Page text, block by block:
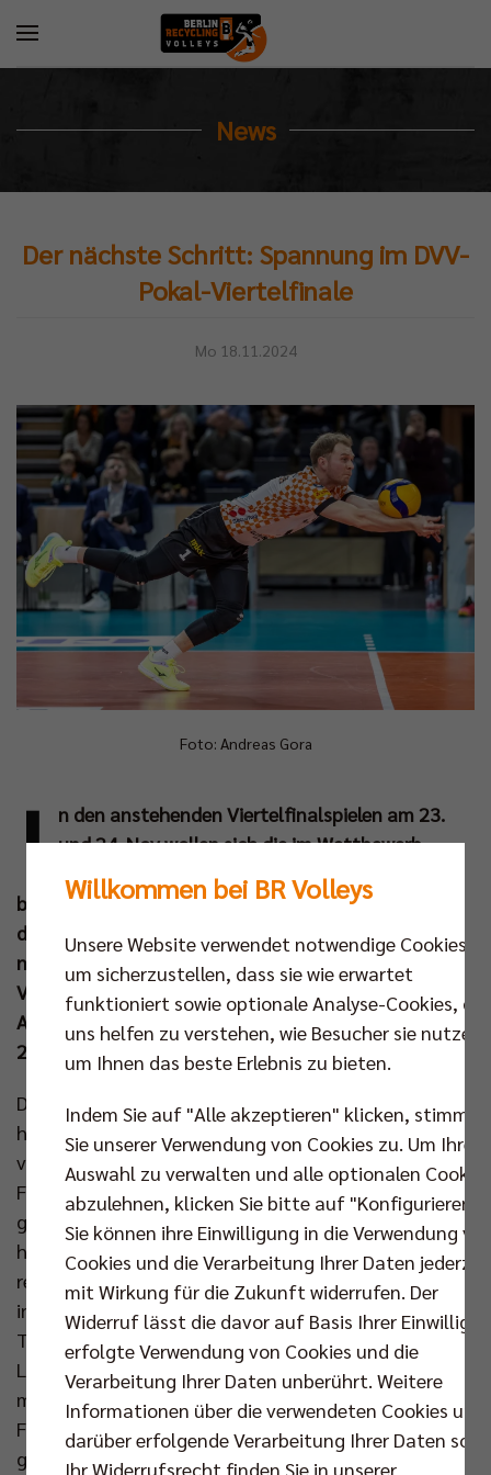
News
Der nächste Schritt: Spannung im DVV-
Pokal-Viertelfinale
Mo 18.11.2024
Foto: Andreas Gora
I n den anstehenden Viertelfinalspielen am 23.
und 24. Nov wollen sich die im Wettbewerb
verbliebenen Erstligisten einen Platz unter den
besten Vier sichern und ihrem Traum vom Finale in
der Mannheimer SAP Arena einen Schritt
näherkommen. Dyn zeigt alle
Viertelfinalbegegnungen und überträgt die
Auslosung der Halbfinals am Sonntag (24. Nov um
20.15 Uhr) live auf YouTube.
Die Auslosung hat spannende Paarungen
hervorgebracht: Die Helios Grizzlys Giesen, die sich
vor Kurzem dem Überraschungsteam der FT 1844
Freiburg in einem spektakulären Fünf-Satz-Spiel
geschlagen geben mussten, können sich nun in der
heimischen Volksbank-Arena Hildesheim
revanchieren. Ein weiteres Topspiel erwartet die Fans
in Berlin: Dort empfängt der bisher ungeschlagene
Tabellenführer Berlin Recycling Volleys die SVG
Lüneburg, die in der CEV Champions League Volley
mit dem Sieg im ersten Gruppenspiel gegen die
Franzosen aus Chaumont kräftig Selbstvertrauen
getankt hat. Hoch motiviert gehen auch die Baden
Willkommen bei BR Volleys
Unsere Website verwendet notwendige Cookies,
um sicherzustellen, dass sie wie erwartet
funktioniert sowie optionale Analyse-Cookies, die
uns helfen zu verstehen, wie Besucher sie nutzen,
um Ihnen das beste Erlebnis zu bieten.
Indem Sie auf "Alle akzeptieren" klicken, stimmen
Sie unserer Verwendung von Cookies zu. Um Ihre
Auswahl zu verwalten und alle optionalen Cookies
abzulehnen, klicken Sie bitte auf "Konfigurieren".
Sie können ihre Einwilligung in die Verwendung
Cookies und die Verarbeitung Ihrer Daten
mit Wirkung für die Zukunft widerrufen. Der
Widerruf lässt die davor auf Basis Ihrer
erfolgte Verwendung von Cookies und die
Verarbeitung Ihrer Daten unberührt. Weitere
Informationen über die verwendeten Cookies und
darüber erfolgende Verarbeitung Ihrer Daten
Ihr Widerrufsrecht finden Sie in unserer